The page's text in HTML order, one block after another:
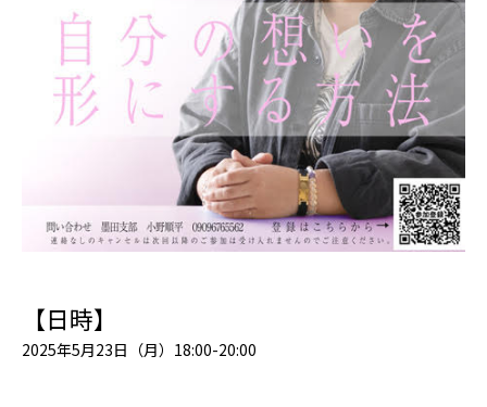
【日時】
2025年5月23日（月）18:00-20:00